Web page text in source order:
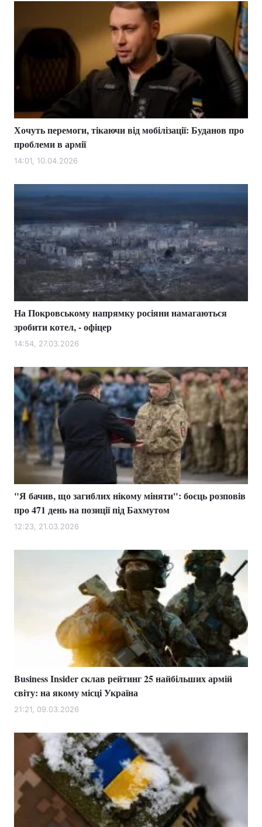
Хочуть перемоги, тікаючи від мобілізації: Буданов про
проблеми в армії
14:01, 10.04.2026
На Покровському напрямку росіяни намагаються
зробити котел, - офіцер
14:54, 27.03.2026
"Я бачив, що загиблих нікому міняти": боєць розповів
про 471 день на позиції під Бахмутом
12:23, 21.03.2026
Business Insider склав рейтинг 25 найбільших армій
світу: на якому місці Україна
21:21, 09.03.2026